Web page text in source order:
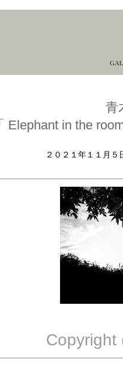
青
Elephant in the
２０２１年１１月
Copyright